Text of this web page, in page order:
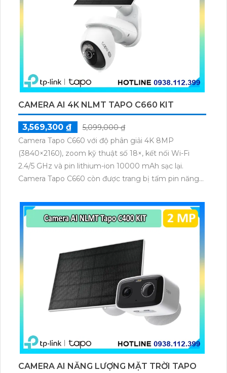
CAMERA AI 4K NLMT TAPO C660 KIT
3,569,300 ₫
5,099,000 ₫
Camera Tapo C660 với độ phân giải 4K 8MP
(3840×2160), zoom kỹ thuật số 18×, kết nối Wi-Fi
2.4/5 GHz và pin lithium-ion 10000 mAh sạc lại.
Camera Tapo C660 còn được trang bị tấm pin năng
thú cưng, phương tiện, lưu trữ thẻ microSD tối đa 512
GB.
CAMERA AI NĂNG LƯỢNG MẶT TRỜI TAPO